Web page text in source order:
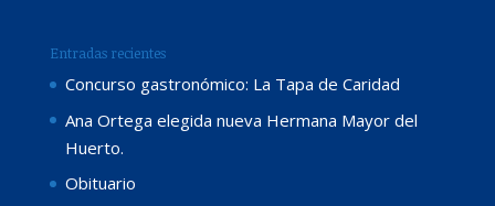
Entradas recientes
Concurso gastronómico: La Tapa de Caridad
Ana Ortega elegida nueva Hermana Mayor del
Huerto.
Obituario